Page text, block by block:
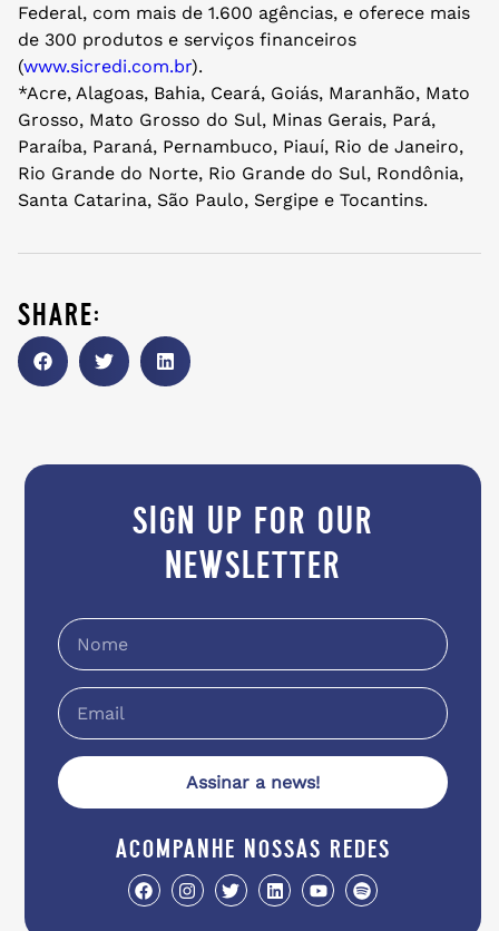
Federal, com mais de 1.600 agências, e oferece mais
de 300 produtos e serviços financeiros
(www.sicredi.com.br).
*Acre, Alagoas, Bahia, Ceará, Goiás, Maranhão, Mato
Grosso, Mato Grosso do Sul, Minas Gerais, Pará,
Paraíba, Paraná, Pernambuco, Piauí, Rio de Janeiro,
Rio Grande do Norte, Rio Grande do Sul, Rondônia,
Santa Catarina, São Paulo, Sergipe e Tocantins.
share:
sign up for our
newsletter
Assinar a news!
acompanhe nossas redes